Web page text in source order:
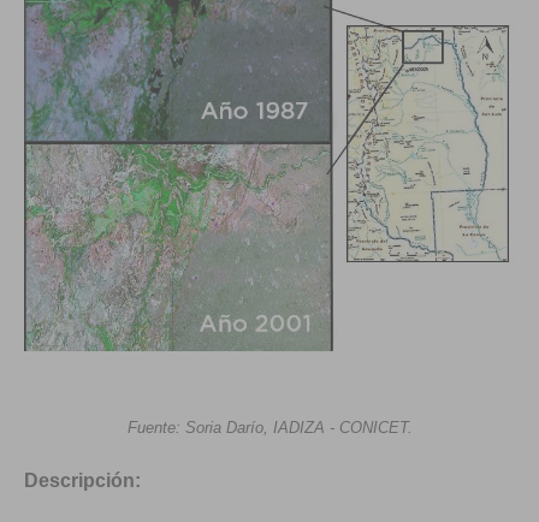
Fuente: Soria Darío, IADIZA - CONICET.
Descripción: